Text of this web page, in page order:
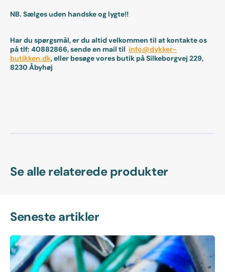
NB. Sælges uden handske og lygte!!
Har du spørgsmål, er du altid velkommen til at kontakte os
på tlf: 40882866, sende en mail til info@dykker-
butikken.dk, eller besøge vores butik på Silkeborgvej 229,
8230 Åbyhøj
Se alle relaterede produkter
Seneste artikler